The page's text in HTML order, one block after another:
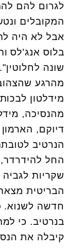
לגרום להם
המקובלים
אבל לא היה
בלוס אנג'לס
שונה
מהרגע
מידלטון
מהנסיכה,
דיוקם,
הנרטיב
החל
שקריות
הבריטית
חדשה לשנוא.
בנרטיב. כי
קיבלה את